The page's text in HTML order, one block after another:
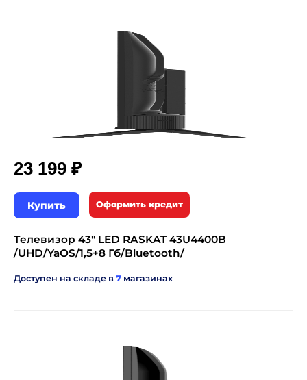
23 199 ₽
Купить Оформить кредит
Телевизор 43" LED RASKAT 43U4400B
/UHD/YaOS/1,5+8 Гб/Bluetooth/
Доступен на складе в 7 магазинах